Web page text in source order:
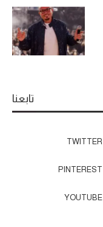
تابعنا
TWITTER
PINTEREST
YOUTUBE